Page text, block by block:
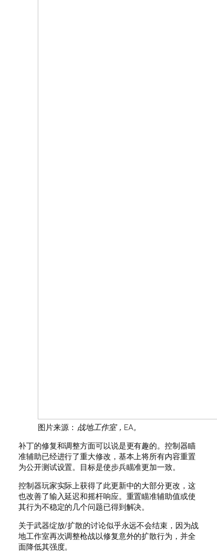
图片来源：战地工作室，EA。
补丁的修复和调整方面可以说是更有趣的。控制器瞄
准辅助已经进行了重大修改，基本上将所有内容重置
为公开测试设置。目标是使步兵瞄准更加一致。
控制器玩家实际上获得了此更新中的大部分更改，这
也改善了输入延迟和摇杆响应。重置瞄准辅助值或使
其行为不稳定的几个问题已得到解决。
关于武器绽放/扩散的讨论似乎永远不会结束，因为战
地工作室再次调整枪战以修复意外的扩散行为，并全
面降低其强度。